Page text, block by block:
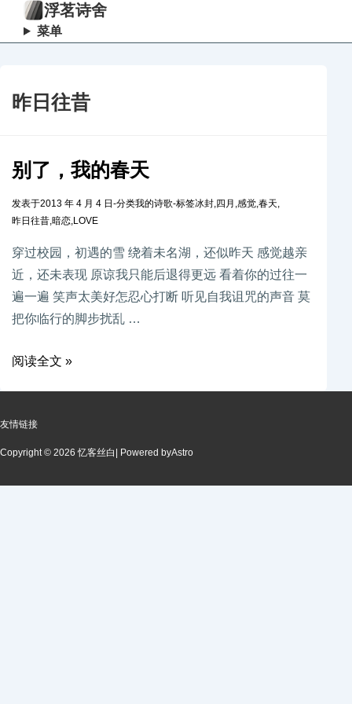
浮茗诗舍
菜单
昨日往昔
别了，我的春天
发表于2013 年 4 月 4 日 -分类我的诗歌-标签冰封,四月 ,感觉,春天,
昨日往昔,暗恋,LOVE
穿过校园，初遇的雪 绕着未名湖，还似昨天 感觉越亲
近，还未表现 原谅我只能后退得更远 看着你的过往一
遍一遍 笑声太美好怎忍心打断 听见自我诅咒的声音 莫
把你临行的脚步扰乱 …
阅读全文 »
友情链接
Copyright © 2026 忆客丝白 | Powered byAstro